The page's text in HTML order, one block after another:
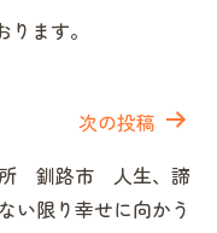
ます。
次の投稿
釧路市 人生、諦
い限り幸せに向かう